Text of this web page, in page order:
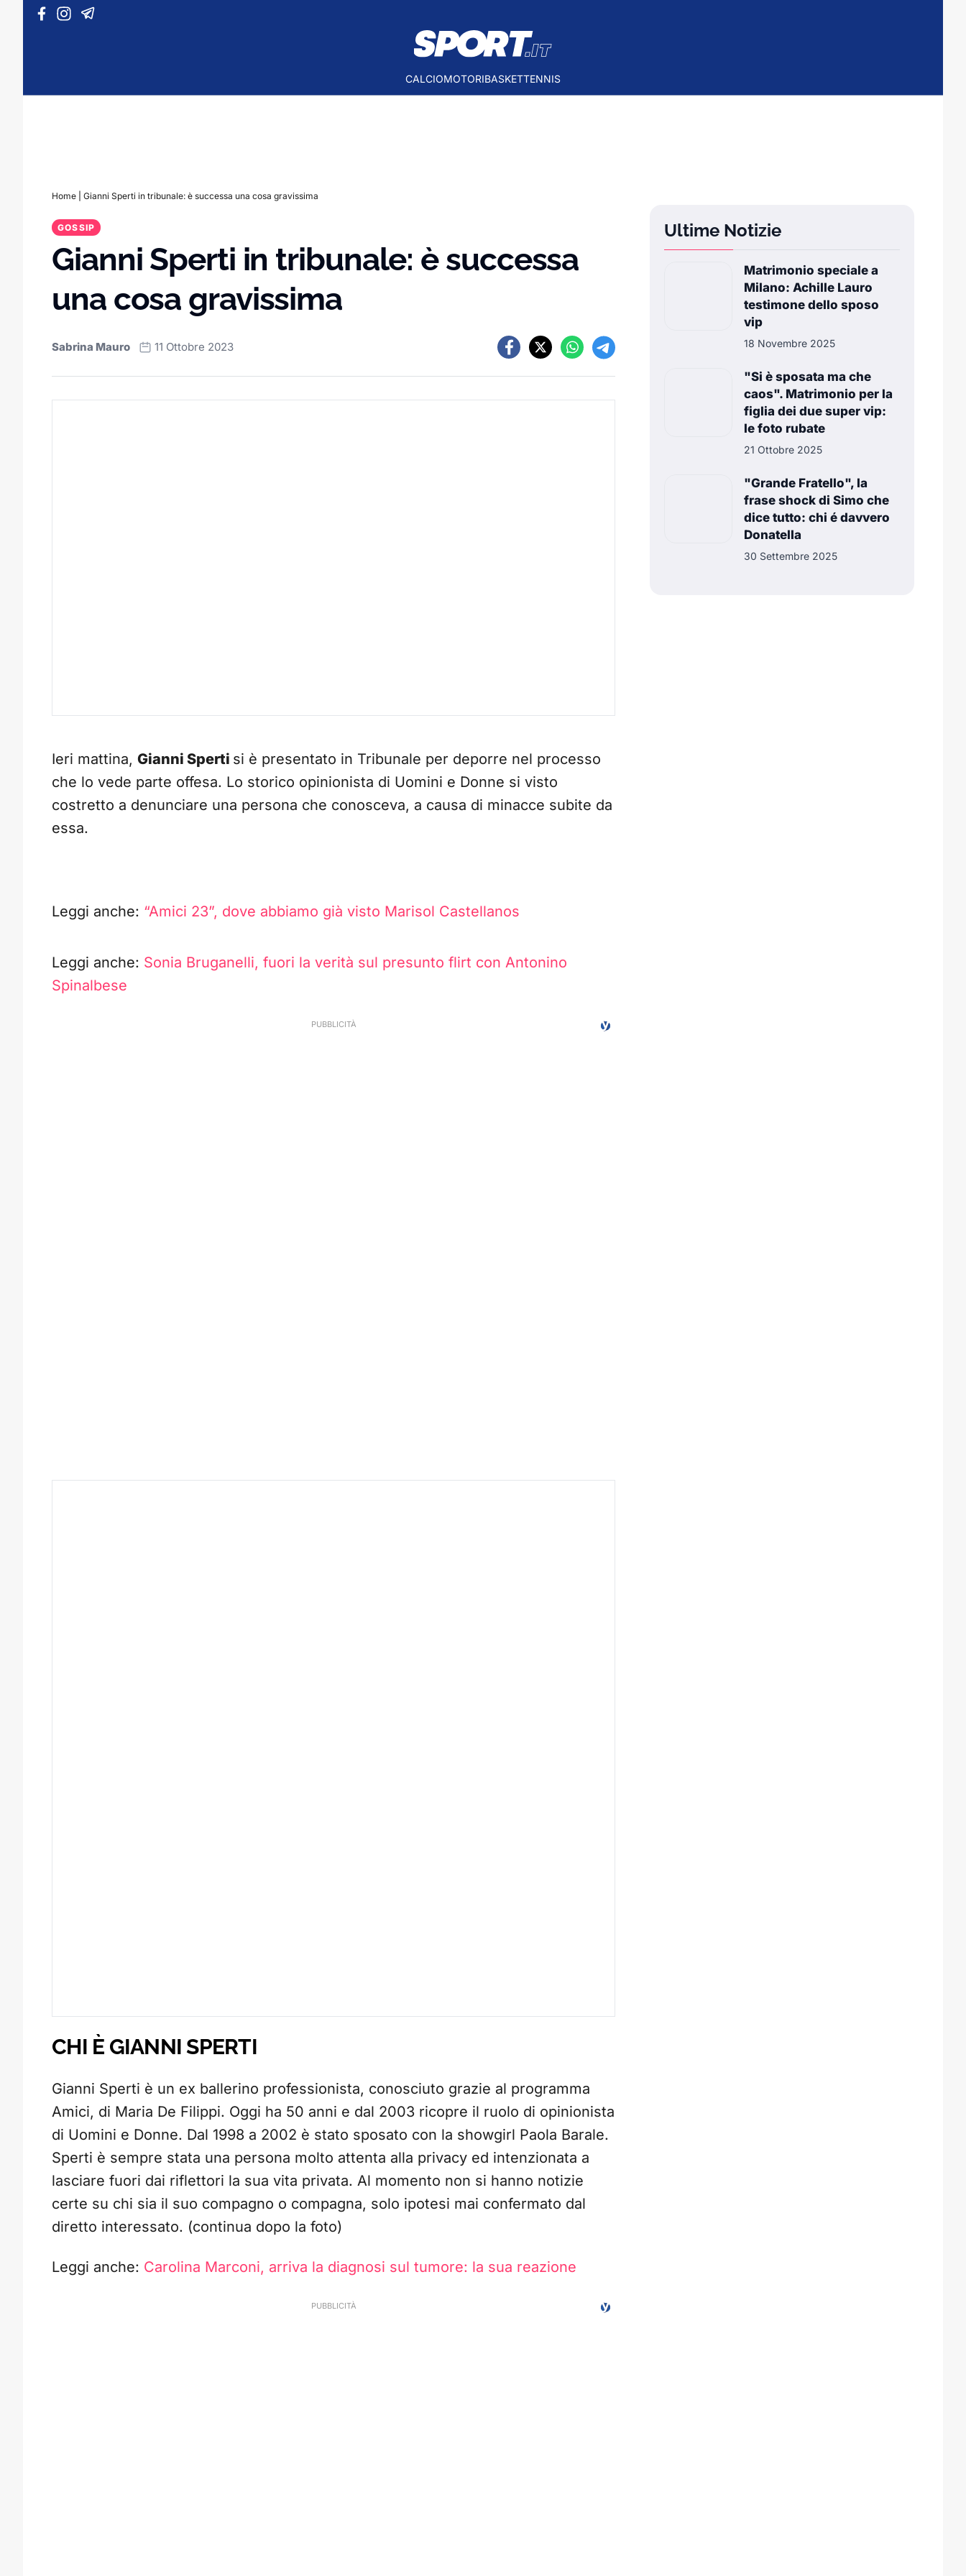
Vai al contenuto
CALCIOMOTORIBASKETTENNIS
Home Gianni Sperti in tribunale: è successa una cosa gravissima
GOSSIP
Gianni Sperti in tribunale: è successa
una cosa gravissima
Sabrina Mauro 11 Ottobre 2023
Ieri mattina, Gianni Sperti si è presentato in Tribunale per deporre nel processo
che lo vede parte offesa. Lo storico opinionista di Uomini e Donne si visto
costretto a denunciare una persona che conosceva, a causa di minacce subite da
essa.
Leggi anche: “Amici 23”, dove abbiamo già visto Marisol Castellanos
Leggi anche: Sonia Bruganelli, fuori la verità sul presunto flirt con Antonino
Spinalbese
CHI È GIANNI SPERTI
Gianni Sperti è un ex ballerino professionista, conosciuto grazie al programma
Amici, di Maria De Filippi. Oggi ha 50 anni e dal 2003 ricopre il ruolo di opinionista
di Uomini e Donne. Dal 1998 a 2002 è stato sposato con la showgirl Paola Barale.
Sperti è sempre stata una persona molto attenta alla privacy ed intenzionata a
lasciare fuori dai riflettori la sua vita privata. Al momento non si hanno notizie
certe su chi sia il suo compagno o compagna, solo ipotesi mai confermato dal
diretto interessato. (continua dopo la foto)
Leggi anche: Carolina Marconi, arriva la diagnosi sul tumore: la sua reazione
Ultime Notizie
Matrimonio speciale a
Milano: Achille Lauro
testimone dello sposo
vip
18 Novembre 2025
"Si è sposata ma che
caos". Matrimonio per la
figlia dei due super vip:
le foto rubate
21 Ottobre 2025
"Grande Fratello", la
frase shock di Simo che
dice tutto: chi é davvero
Donatella
30 Settembre 2025